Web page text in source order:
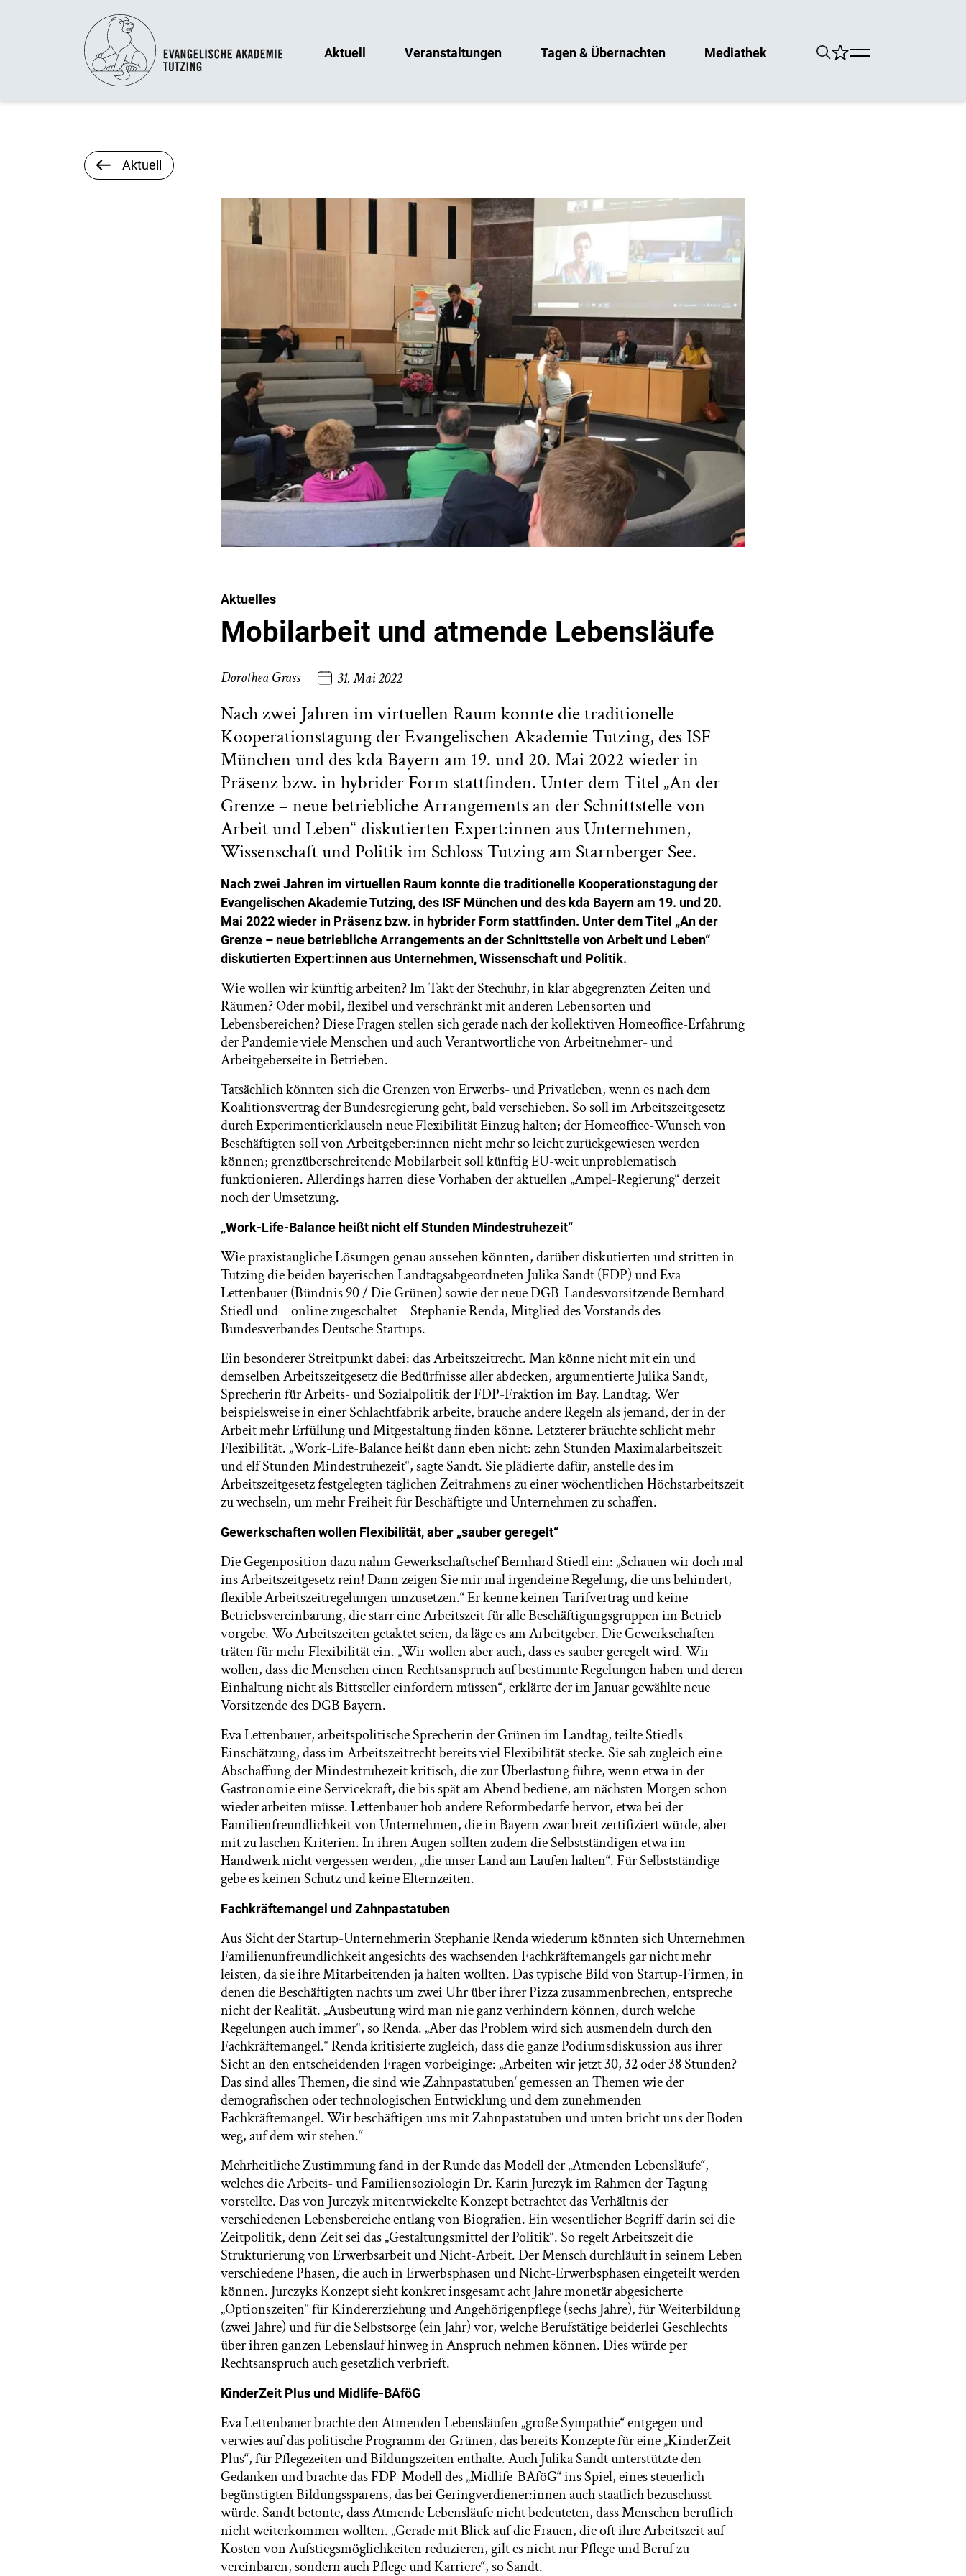
Aktuell Veranstaltungen Tagen & Übernachten Mediathek
Aktuell
Aktuelles
Mobilarbeit und atmende Lebensläufe
Dorothea Grass 31. Mai 2022
Nach zwei Jahren im virtuellen Raum konnte die traditionelle
Kooperationstagung der Evangelischen Akademie Tutzing, des ISF
München und des kda Bayern am 19. und 20. Mai 2022 wieder in
Präsenz bzw. in hybrider Form stattfinden. Unter dem Titel „An der
Grenze – neue betriebliche Arrangements an der Schnittstelle von
Arbeit und Leben“ diskutierten Expert:innen aus Unternehmen,
Wissenschaft und Politik im Schloss Tutzing am Starnberger See.
Nach zwei Jahren im virtuellen Raum konnte die traditionelle Kooperationstagung der
Evangelischen Akademie Tutzing, des ISF München und des kda Bayern am 19. und 20.
Mai 2022 wieder in Präsenz bzw. in hybrider Form stattfinden. Unter dem Titel „An der
Grenze – neue betriebliche Arrangements an der Schnittstelle von Arbeit und Leben“
diskutierten Expert:innen aus Unternehmen, Wissenschaft und Politik.
Wie wollen wir künftig arbeiten? Im Takt der Stechuhr, in klar abgegrenzten Zeiten und
Räumen? Oder mobil, flexibel und verschränkt mit anderen Lebensorten und
Lebensbereichen? Diese Fragen stellen sich gerade nach der kollektiven Homeoffice-Erfahrung
der Pandemie viele Menschen und auch Verantwortliche von Arbeitnehmer- und
Arbeitgeberseite in Betrieben.
Tatsächlich könnten sich die Grenzen von Erwerbs- und Privatleben, wenn es nach dem
Koalitionsvertrag der Bundesregierung geht, bald verschieben. So soll im Arbeitszeitgesetz
durch Experimentierklauseln neue Flexibilität Einzug halten; der Homeoffice-Wunsch von
Beschäftigten soll von Arbeitgeber:innen nicht mehr so leicht zurückgewiesen werden
können; grenzüberschreitende Mobilarbeit soll künftig EU-weit unproblematisch
funktionieren. Allerdings harren diese Vorhaben der aktuellen „Ampel-Regierung“ derzeit
noch der Umsetzung.
„Work-Life-Balance heißt nicht elf Stunden Mindestruhezeit“
Wie praxistaugliche Lösungen genau aussehen könnten, darüber diskutierten und stritten in
Tutzing die beiden bayerischen Landtagsabgeordneten Julika Sandt (FDP) und Eva
Lettenbauer (Bündnis 90 / Die Grünen) sowie der neue DGB-Landesvorsitzende Bernhard
Stiedl und – online zugeschaltet – Stephanie Renda, Mitglied des Vorstands des
Bundesverbandes Deutsche Startups.
Ein besonderer Streitpunkt dabei: das Arbeitszeitrecht. Man könne nicht mit ein und
demselben Arbeitszeitgesetz die Bedürfnisse aller abdecken, argumentierte Julika Sandt,
Sprecherin für Arbeits- und Sozialpolitik der FDP-Fraktion im Bay. Landtag. Wer
beispielsweise in einer Schlachtfabrik arbeite, brauche andere Regeln als jemand, der in der
Arbeit mehr Erfüllung und Mitgestaltung finden könne. Letzterer bräuchte schlicht mehr
Flexibilität. „Work-Life-Balance heißt dann eben nicht: zehn Stunden Maximalarbeitszeit
und elf Stunden Mindestruhezeit“, sagte Sandt. Sie plädierte dafür, anstelle des im
Arbeitszeitgesetz festgelegten täglichen Zeitrahmens zu einer wöchentlichen Höchstarbeitszeit
zu wechseln, um mehr Freiheit für Beschäftigte und Unternehmen zu schaffen.
Gewerkschaften wollen Flexibilität, aber „sauber geregelt“
Die Gegenposition dazu nahm Gewerkschaftschef Bernhard Stiedl ein: „Schauen wir doch mal
ins Arbeitszeitgesetz rein! Dann zeigen Sie mir mal irgendeine Regelung, die uns behindert,
flexible Arbeitszeitregelungen umzusetzen.“ Er kenne keinen Tarifvertrag und keine
Betriebsvereinbarung, die starr eine Arbeitszeit für alle Beschäftigungsgruppen im Betrieb
vorgebe. Wo Arbeitszeiten getaktet seien, da läge es am Arbeitgeber. Die Gewerkschaften
träten für mehr Flexibilität ein. „Wir wollen aber auch, dass es sauber geregelt wird. Wir
wollen, dass die Menschen einen Rechtsanspruch auf bestimmte Regelungen haben und deren
Einhaltung nicht als Bittsteller einfordern müssen“, erklärte der im Januar gewählte neue
Vorsitzende des DGB Bayern.
Eva Lettenbauer, arbeitspolitische Sprecherin der Grünen im Landtag, teilte Stiedls
Einschätzung, dass im Arbeitszeitrecht bereits viel Flexibilität stecke. Sie sah zugleich eine
Abschaffung der Mindestruhezeit kritisch, die zur Überlastung führe, wenn etwa in der
Gastronomie eine Servicekraft, die bis spät am Abend bediene, am nächsten Morgen schon
wieder arbeiten müsse. Lettenbauer hob andere Reformbedarfe hervor, etwa bei der
Familienfreundlichkeit von Unternehmen, die in Bayern zwar breit zertifiziert würde, aber
mit zu laschen Kriterien. In ihren Augen sollten zudem die Selbstständigen etwa im
Handwerk nicht vergessen werden, „die unser Land am Laufen halten“. Für Selbstständige
gebe es keinen Schutz und keine Elternzeiten.
Fachkräftemangel und Zahnpastatuben
Aus Sicht der Startup-Unternehmerin Stephanie Renda wiederum könnten sich Unternehmen
Familienunfreundlichkeit angesichts des wachsenden Fachkräftemangels gar nicht mehr
leisten, da sie ihre Mitarbeitenden ja halten wollten. Das typische Bild von Startup-Firmen, in
denen die Beschäftigten nachts um zwei Uhr über ihrer Pizza zusammenbrechen, entspreche
nicht der Realität. „Ausbeutung wird man nie ganz verhindern können, durch welche
Regelungen auch immer“, so Renda. „Aber das Problem wird sich ausmendeln durch den
Fachkräftemangel.“ Renda kritisierte zugleich, dass die ganze Podiumsdiskussion aus ihrer
Sicht an den entscheidenden Fragen vorbeiginge: „Arbeiten wir jetzt 30, 32 oder 38 Stunden?
Das sind alles Themen, die sind wie ‚Zahnpastatuben‘ gemessen an Themen wie der
demografischen oder technologischen Entwicklung und dem zunehmenden
Fachkräftemangel. Wir beschäftigen uns mit Zahnpastatuben und unten bricht uns der Boden
weg, auf dem wir stehen.“
Mehrheitliche Zustimmung fand in der Runde das Modell der „Atmenden Lebensläufe“,
welches die Arbeits- und Familiensoziologin Dr. Karin Jurczyk im Rahmen der Tagung
vorstellte. Das von Jurczyk mitentwickelte Konzept betrachtet das Verhältnis der
verschiedenen Lebensbereiche entlang von Biografien. Ein wesentlicher Begriff darin sei die
Zeitpolitik, denn Zeit sei das „Gestaltungsmittel der Politik“. So regelt Arbeitszeit die
Strukturierung von Erwerbsarbeit und Nicht-Arbeit. Der Mensch durchläuft in seinem Leben
verschiedene Phasen, die auch in Erwerbsphasen und Nicht-Erwerbsphasen eingeteilt werden
können. Jurczyks Konzept sieht konkret insgesamt acht Jahre monetär abgesicherte
„Optionszeiten“ für Kindererziehung und Angehörigenpflege (sechs Jahre), für Weiterbildung
(zwei Jahre) und für die Selbstsorge (ein Jahr) vor, welche Berufstätige beiderlei Geschlechts
über ihren ganzen Lebenslauf hinweg in Anspruch nehmen können. Dies würde per
Rechtsanspruch auch gesetzlich verbrieft.
KinderZeit Plus und Midlife-BAföG
Eva Lettenbauer brachte den Atmenden Lebensläufen „große Sympathie“ entgegen und
verwies auf das politische Programm der Grünen, das bereits Konzepte für eine „KinderZeit
Plus“, für Pflegezeiten und Bildungszeiten enthalte. Auch Julika Sandt unterstützte den
Gedanken und brachte das FDP-Modell des „Midlife-BAföG“ ins Spiel, eines steuerlich
begünstigten Bildungssparens, das bei Geringverdiener:innen auch staatlich bezuschusst
würde. Sandt betonte, dass Atmende Lebensläufe nicht bedeuteten, dass Menschen beruflich
nicht weiterkommen wollten. „Gerade mit Blick auf die Frauen, die oft ihre Arbeitszeit auf
Kosten von Aufstiegsmöglichkeiten reduzieren, gilt es nicht nur Pflege und Beruf zu
vereinbaren, sondern auch Pflege und Karriere“, so Sandt.